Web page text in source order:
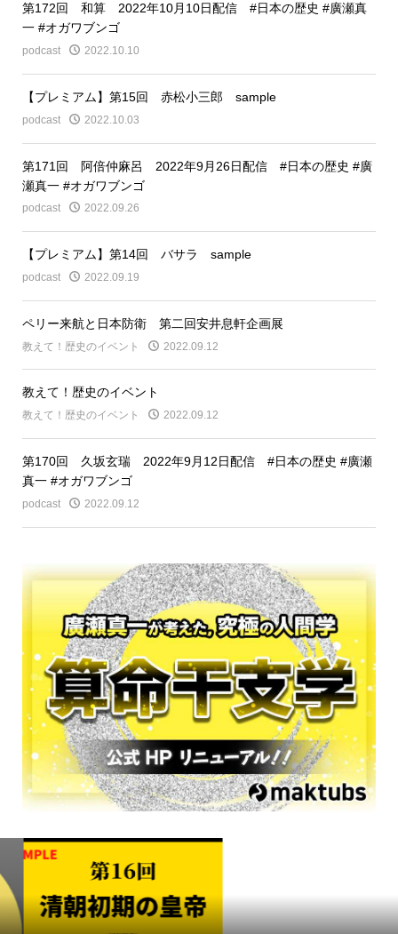
第172回 和算 2022年10月10日配信 #日本の歴史 #廣瀬真
一 #オガワブンゴ
podcast 2022.10.10
【プレミアム】第15回 赤松小三郎 sample
podcast 2022.10.03
第171回 阿倍仲麻呂 2022年9月26日配信 #日本の歴史 #廣
瀬真一 #オガワブンゴ
podcast 2022.09.26
【プレミアム】第14回 バサラ sample
podcast 2022.09.19
ペリー来航と日本防衛 第二回安井息軒企画展
教えて！歴史のイベント 2022.09.12
教えて！歴史のイベント
教えて！歴史のイベント 2022.09.12
第170回 久坂玄瑞 2022年9月12日配信 #日本の歴史 #廣瀬
真一 #オガワブンゴ
podcast 2022.09.12